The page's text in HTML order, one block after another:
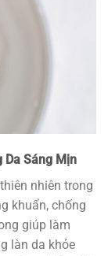
Da Sáng Mịn
nhiên trong
khuẩn, chống
giúp làm
làn da khỏe